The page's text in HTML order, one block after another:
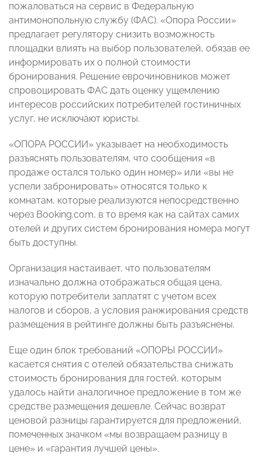
пожаловаться на сервис в Федеральную
антимонопольную службу (ФАС). «Опора России»
предлагает регулятору снизить возможность
площадки влиять на выбор пользователей, обязав ее
информировать их о полной стоимости
бронирования. Решение еврочиновников может
спровоцировать ФАС дать оценку ущемлению
интересов российских потребителей гостиничных
услуг, не исключают юристы.
«ОПОРА РОССИИ» указывает на необходимость
разъяснять пользователям, что сообщения «в
продаже остался только один номер» или «вы не
успели забронировать» относятся только к
комнатам, которые реализуются непосредственно
через Booking.com, в то время как на сайтах самих
отелей и других систем бронирования номера могут
быть доступны.
Организация настаивает, что пользователям
изначально должна отображаться общая цена,
которую потребители заплатят с учетом всех
налогов и сборов, а условия ранжирования средств
размещения в рейтинге должны быть разъяснены.
Еще один блок требований «ОПОРЫ РОССИИ»
касается снятия с отелей обязательства снижать
стоимость бронирования для гостей, которым
удалось найти аналогичное предложение в том же
средстве размещения дешевле. Сейчас возврат
ценовой разницы гарантируется для предложений,
помеченных значком «мы возвращаем разницу в
цене» и «гарантия лучшей цены».